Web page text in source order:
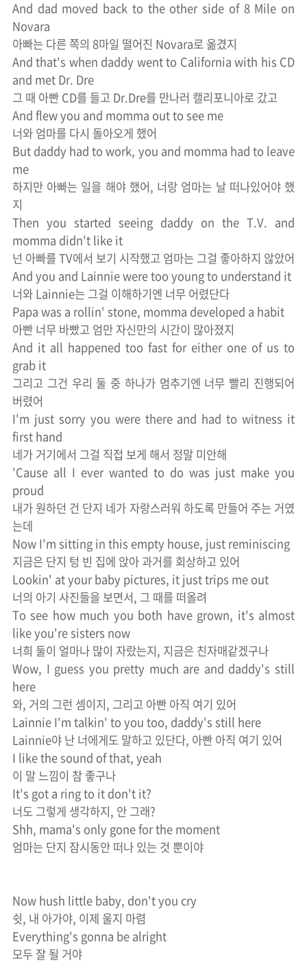
And dad moved back to the other side of 8 Mile on
Novara
아빠는 다른 쪽의 8마일 떨어진 Novara로 옮겼지
And that's when daddy went to California with his CD
and met Dr. Dre
그 때 아빤 CD를 들고 Dr.Dre를 만나러 캘리포니아로 갔고
And flew you and momma out to see me
너와 엄마를 다시 돌아오게 했어
But daddy had to work, you and momma had to leave
me
하지만 아빠는 일을 해야 했어, 너랑 엄마는 날 떠나있어야 했
지
Then you started seeing daddy on the T.V. and
momma didn't like it
넌 아빠를 TV에서 보기 시작했고 엄마는 그걸 좋아하지 않았어
And you and Lainnie were too young to understand it
너와 Lainnie는 그걸 이해하기엔 너무 어렸단다
Papa was a rollin' stone, momma developed a habit
아빤 너무 바빴고 엄만 자신만의 시간이 많아졌지
And it all happened too fast for either one of us to
grab it
그리고 그건 우리 둘 중 하나가 멈추기엔 너무 빨리 진행되어
버렸어
I'm just sorry you were there and had to witness it
first hand
네가 거기에서 그걸 직접 보게 해서 정말 미안해
'Cause all I ever wanted to do was just make you
proud
내가 원하던 건 단지 네가 자랑스러워 하도록 만들어 주는 거였
는데
Now I'm sitting in this empty house, just reminiscing
지금은 단지 텅 빈 집에 앉아 과거를 회상하고 있어
Lookin' at your baby pictures, it just trips me out
너의 아기 사진들을 보면서, 그 때를 떠올려
To see how much you both have grown, it's almost
like you're sisters now
너희 둘이 얼마나 많이 자랐는지, 지금은 친자매같겠구나
Wow, I guess you pretty much are and daddy's still
here
와, 거의 그런 셈이지, 그리고 아빤 아직 여기 있어
Lainnie I'm talkin' to you too, daddy's still here
Lainnie야 난 너에게도 말하고 있단다, 아빤 아직 여기 있어
I like the sound of that, yeah
이 말 느낌이 참 좋구나
It's got a ring to it don't it?
너도 그렇게 생각하지, 안 그래?
Shh, mama's only gone for the moment
엄마는 단지 잠시동안 떠나 있는 것 뿐이야
Now hush little baby, don't you cry
쉿, 내 아가야, 이제 울지 마렴
Everything's gonna be alright
모두 잘 될 거야